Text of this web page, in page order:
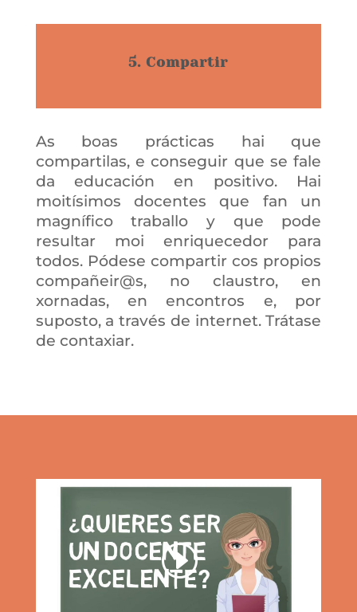
5. Compartir
As boas prácticas hai que
compartilas, e conseguir que se fale
da educación en positivo. Hai
moitísimos docentes que fan un
magnífico traballo y que pode
resultar moi enriquecedor para
todos. Pódese compartir cos propios
compañeir@s, no claustro, en
xornadas, en encontros e, por
suposto, a través de internet. Trátase
de contaxiar.